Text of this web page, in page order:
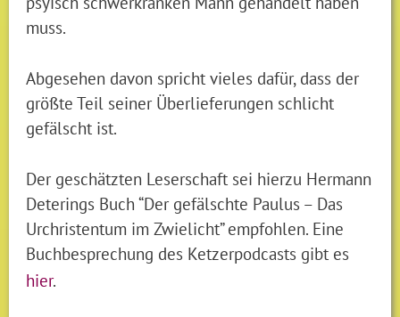
muss.
Abgesehen davon spricht vieles dafür, dass der
größte Teil seiner Überlieferungen schlicht
gefälscht ist.
Der geschätzten Leserschaft sei hierzu Hermann
Deterings Buch “Der gefälschte Paulus – Das
Urchristentum im Zwielicht” empfohlen. Eine
Buchbesprechung des Ketzerpodcasts gibt es
hier.